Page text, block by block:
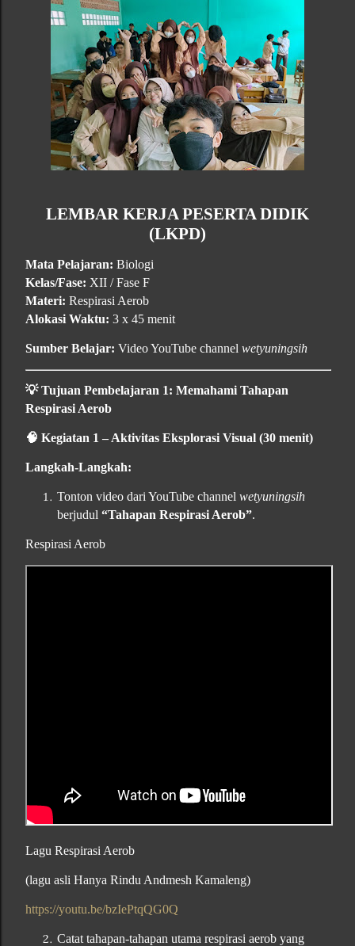
LEMBAR KERJA PESERTA DIDIK
(LKPD)
Mata Pelajaran: Biologi
Kelas/Fase: XII / Fase F
Materi: Respirasi Aerob
Alokasi Waktu: 3 x 45 menit
Sumber Belajar: Video YouTube channel wetyuningsih
💡Tujuan Pembelajaran 1: Memahami Tahapan
Respirasi Aerob
🧠 Kegiatan 1 – Aktivitas Eksplorasi Visual (30 menit)
Langkah-Langkah:
Tonton video dari YouTube channel wetyuningsih
berjudul “Tahapan Respirasi Aerob”.
Respirasi Aerob
Lagu Respirasi Aerob
(lagu asli Hanya Rindu Andmesh Kamaleng)
https://youtu.be/bzIePtqQG0Q
Catat tahapan-tahapan utama respirasi aerob yang